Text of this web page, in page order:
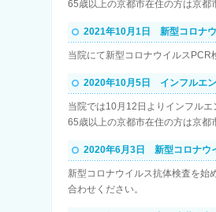
65歳以上の京都市在住の方は京都
2021年10月1日 新型コロナ
当院にて新型コロナウイルス
2020年10月5日 インフルエ
当院では10月12日よりインフル
65歳以上の京都市在住の方は京都
2020年6月3日 新型コロナウ
新型コロナウイルス抗体検査を
合わせください。